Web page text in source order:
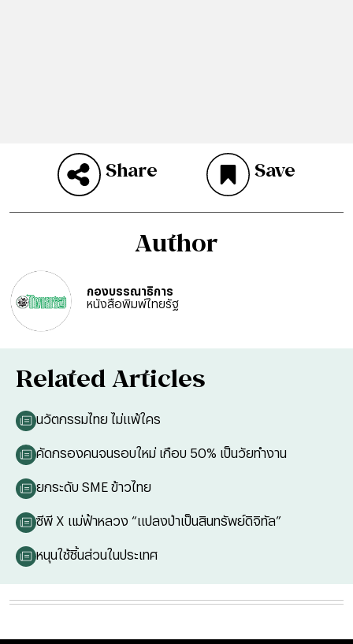
Share Save
Author
กองบรรณาธิการ
หนังสือพิมพ์ไทยรัฐ
Related Articles
นวัตกรรมไทย ไม่แพ้ใคร
คัดกรองคนจนรอบใหม่ เกือบ 50% เป็นวัยทำงาน
­­ยกระดับ SME ข้าวไทย
ซีพี X แม่ฟ้าหลวง “แปลงป่าเป็นสินทรัพย์ดิจิทัล”
หนุนใช้ชิ้นส่วนในประเทศ